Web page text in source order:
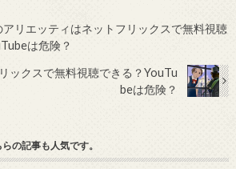
リエッティはネットフリックスで無料視聴
は危険？
ックスで無料視聴できる？YouTu
beは危険？
らの記事も人気です。